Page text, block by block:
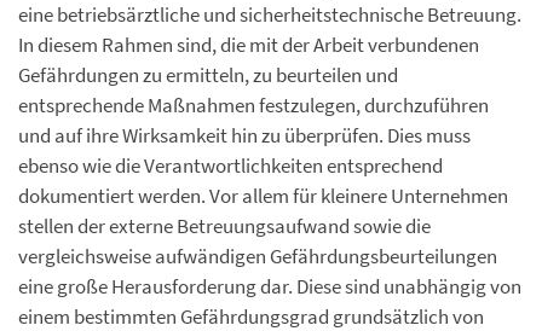
eine betriebsärztliche und sicherheitstechnische Betreuung.
In diesem Rahmen sind, die mit der Arbeit verbundenen
Gefährdungen zu ermitteln, zu beurteilen und
entsprechende Maßnahmen festzulegen, durchzuführen
und auf ihre Wirksamkeit hin zu überprüfen. Dies muss
ebenso wie die Verantwortlichkeiten entsprechend
dokumentiert werden. Vor allem für kleinere Unternehmen
stellen der externe Betreuungsaufwand sowie die
vergleichsweise aufwändigen Gefährdungsbeurteilungen
eine große Herausforderung dar. Diese sind unabhängig von
einem bestimmten Gefährdungsgrad grundsätzlich von